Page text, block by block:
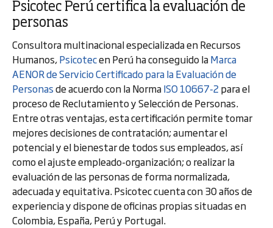
Psicotec Perú certifica la evaluación de
personas
Consultora multinacional especializada en Recursos
Humanos,Psicotecen Perú ha conseguido laMarca
AENOR de Servicio Certificado para la Evaluación de
Personasde acuerdo con la NormaISO 10667-2 para el
proceso de Reclutamiento y Selección de Personas.
Entre otras ventajas, esta certificación permite tomar
mejores decisiones de contratación; aumentar el
potencial y el bienestar de todos sus empleados, así
como el ajuste empleado-organización; o realizar la
evaluación de las personas de forma normalizada,
adecuada y equitativa. Psicotec cuenta con 30 años de
experiencia y dispone de oficinas propias situadas en
Colombia, España, Perú y Portugal.